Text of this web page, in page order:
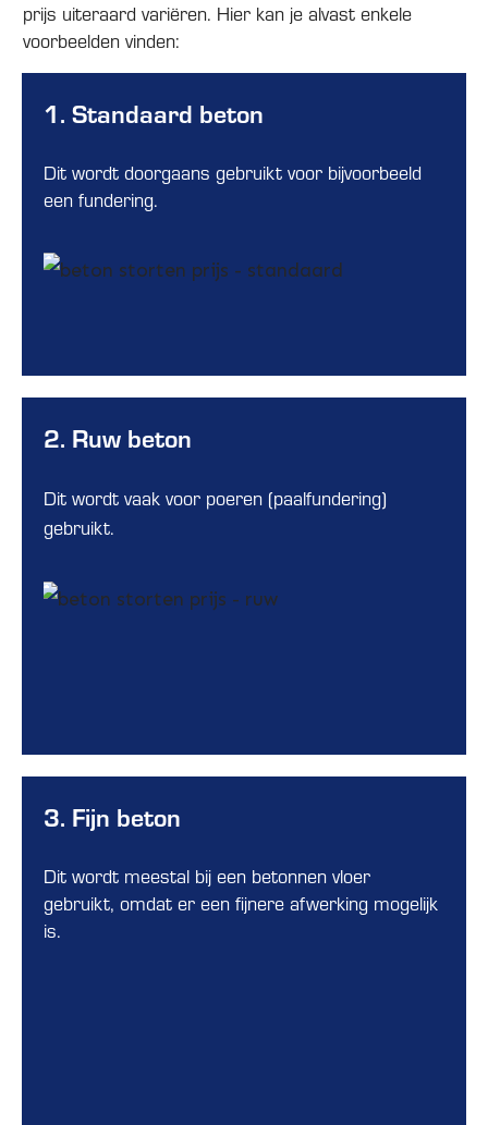
prijs uiteraard variëren. Hier kan je alvast enkele
voorbeelden vinden:
1. Standaard beton
Dit wordt doorgaans gebruikt voor bijvoorbeeld
een fundering.
2. Ruw beton
Dit wordt vaak voor poeren (paalfundering)
gebruikt.
3. Fijn beton
Dit wordt meestal bij een betonnen vloer
gebruikt, omdat er een fijnere afwerking mogelijk
is.